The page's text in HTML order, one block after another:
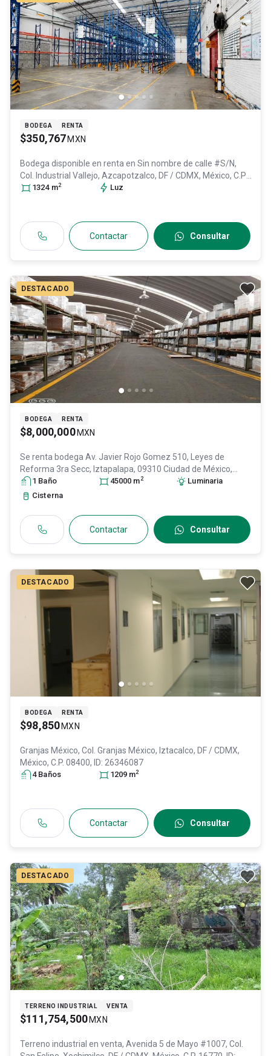
BODEGA RENTA
$350,767 MXN
Bodega disponible en renta en Sin nombre de calle #S/N,
Col. Industrial Vallejo, Azcapotzalco, DF / CDMX, México, C.P.
02300, ID:31395832
1324 m2 Luz
Contactar Consultar
DESTACADO
BODEGA RENTA
$8,000,000 MXN
Se renta bodega Av. Javier Rojo Gomez 510, Leyes de
Reforma 3ra Secc, Iztapalapa, 09310 Ciudad de México,
CDMX #510, Col. Leyes de Reforma 3a Sección,Iztapalapa
DF / CDMX, México
1 Baño 45000 m2
Luminaria
Cisterna
Contactar Consultar
DESTACADO
BODEGA RENTA
$98,850 MXN
Granjas México, Col. Granjas México, Iztacalco, DF / CDMX,
México, C.P. 08400, ID: 26346087
4 Baños 1209 m2
Contactar Consultar
DESTACADO
TERRENO INDUSTRIAL VENTA
$111,754,500 MXN
Terreno industrial en venta, Avenida 5 de Mayo #1007, Col.